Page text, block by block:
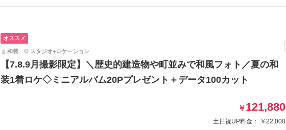
オススメ
和装 スタジオ+ロケーション
【7.8.9月撮影限定】＼歴史的建造物や町並みで和風フォト／夏の和
装1着ロケ◇ミニアルバム20Pプレゼント＋データ100カット
￥121,880
土日祝UP料金：
￥22,000